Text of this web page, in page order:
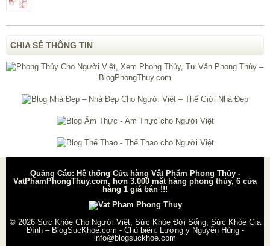
CHIA SẺ THÔNG TIN
Quảng Cáo: Hệ thống Cửa hàng Vật Phẩm Phong Thủy -
VatPhamPhongThuy.com, hơn 3.000 mặt hàng phong thủy, 6 cửa
hàng 1 giá bán !!!
© 2026 Sức Khỏe Cho Người Việt, Sức Khỏe Đời Sống, Sức Khỏe Gia
Đình – BlogSucKhoe.com - Chủ biên: Lương y Nguyễn Hùng-
info@blogsuckhoe.com